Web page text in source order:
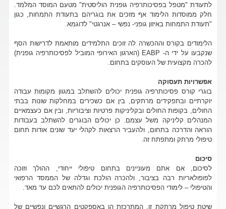
לתעודת "מטפל בפסיכותרפיה גופנית הוליסטית" מטעם המוסד המלמד.
חלק ממוסדות הלימוד אף מזכים את בוגריהם בתעודת התמחות, כגון
"תעודת התמחות באיזון גופני- נפשי – אנרגטי" לדוגמא.
הלימודים בקורס וההכשרה לה זוכים התלמידים מותאמת לדרישות הסף
שנקבעו על ידי ה- EABP (הארגון האירופי המוביל לפסיכותרפיה גופנית)
להכרה מקצועית של העוסקים בתחום.
אפשרויות תעסוקה
בוגרי קורס פסיכותרפיה גופנית יכולים להשתלב במגוון מקומות עבודה
יוקרתיים ובתפקידים מרתקים, בין אם כשכירים במחלקות שונות בבתי
החולים, בקופות החולים ובקליניקות פרטיות וציבוריות, ובין אם כעצמאיים
המנהלים קליניקה משל עצמם. כן יכולים הבוגרים להשתלב בעבודות
הוראה והדרכה בתחום, ולהעביר הרצאות לקהלי יעד שונים אודות תחום
טיפולי מרתק ומתפתח זה.
סיכום
לסיכום, אם אתם מעוניינים בתחום טיפולי ייחודי, ההולך וזוכה
לפופולאריות רבה בציבור, ולהכרה הולכת וגדלה של הממסד הרפואי
והטיפולי – לימודי הפסיכותרפיה הגופנית יכולים להתאים לכם עד מאד.
שיטת טיפול מרתקת זו, המתרכזת הן באספקטים הרגשיים ונפשיים של